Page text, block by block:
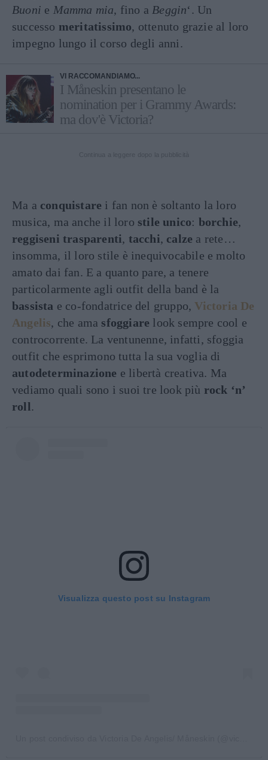
Buoni e Mamma mia, fino a Beggin‘. Un
successo meritatissimo, ottenuto grazie al loro
impegno lungo il corso degli anni.
VI RACCOMANDIAMO...
I Måneskin presentano le
nomination per i Grammy Awards:
ma dov'è Victoria?
Ma a conquistare i fan non è soltanto la loro
musica, ma anche il loro stile unico: borchie,
reggiseni trasparenti, tacchi, calze a rete…
insomma, il loro stile è inequivocabile e molto
amato dai fan. E a quanto pare, a tenere
particolarmente agli outfit della band è la
bassista e co-fondatrice del gruppo,Victoria De
Angelis, che ama sfoggiare look sempre cool e
controcorrente. La ventunenne, infatti, sfoggia
outfit che esprimono tutta la sua voglia di
autodeterminazione e libertà creativa. Ma
vediamo quali sono i suoi tre look più rock ‘n’
roll.
Visualizza questo post su Instagram